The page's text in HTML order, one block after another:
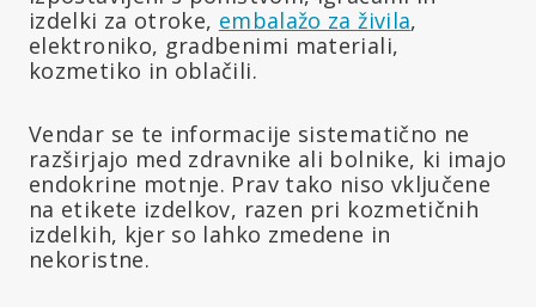
izdelki za otroke, embalažo za živila,
elektroniko, gradbenimi materiali,
kozmetiko in oblačili.
Vendar se te informacije sistematično ne
razširjajo med zdravnike ali bolnike, ki imajo
endokrine motnje. Prav tako niso vključene
na etikete izdelkov, razen pri kozmetičnih
izdelkih, kjer so lahko zmedene in
nekoristne.